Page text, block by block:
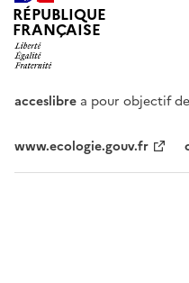
RÉPUBLIQUE
FRANÇAISE
acceslibre a pour objectif
www.ecologie.gouv.fr